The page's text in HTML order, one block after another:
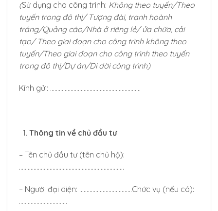
(Sử dụng cho công trình: Không theo tuyến/Theo
tuyến trong đô thị/ Tượng đài, tranh hoành
tráng/Quảng cáo/Nhà ở riêng lẻ/ ửa chữa, cải
tạo/ Theo giai đoạn cho công trình không theo
tuyến/Theo giai đoạn cho công trình theo tuyến
trong đô thị/Dự án/Di dời công trình)
Kính gửi: ……………………………………………………..
Thông tin về chủ đầu tư
– Tên chủ đầu tư (tên chủ hộ):
………………………………………………………………
– Người đại diện: ………………………………Chức vụ (nếu có):
……………………………